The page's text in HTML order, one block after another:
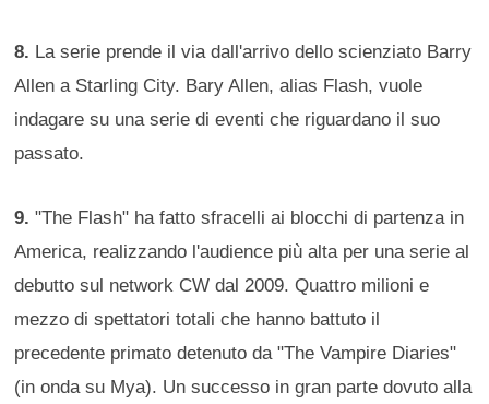
8. La serie prende il via dall'arrivo dello scienziato Barry
Allen a Starling City. Bary Allen, alias Flash, vuole
indagare su una serie di eventi che riguardano il suo
passato.
9. "The Flash" ha fatto sfracelli ai blocchi di partenza in
America, realizzando l'audience più alta per una serie al
debutto sul network CW dal 2009. Quattro milioni e
mezzo di spettatori totali che hanno battuto il
precedente primato detenuto da "The Vampire Diaries"
(in onda su Mya). Un successo in gran parte dovuto alla